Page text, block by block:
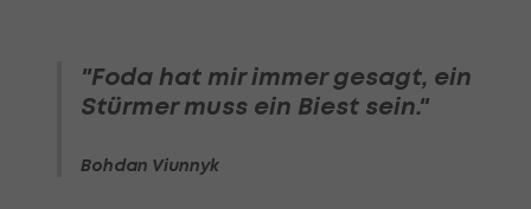
"Foda hat mir immer gesagt, ein
Stürmer muss ein Biest sein."
Bohdan Viunnyk